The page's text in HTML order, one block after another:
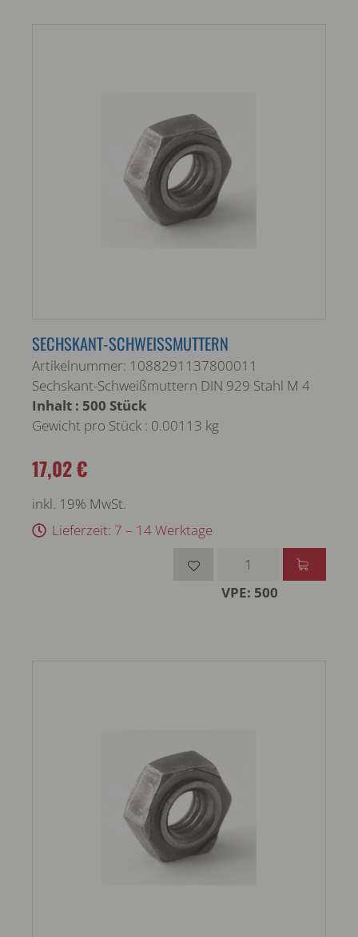
SECHSKANT-SCHWEISSMUTTERN
Artikelnummer: 1088291137800011
Sechskant-Schweißmuttern DIN 929 Stahl M 4
Inhalt : 500 Stück
Gewicht pro Stück : 0.00113 kg
17,02 €
inkl. 19% MwSt.
Lieferzeit: 7 – 14 Werktage
VPE: 500